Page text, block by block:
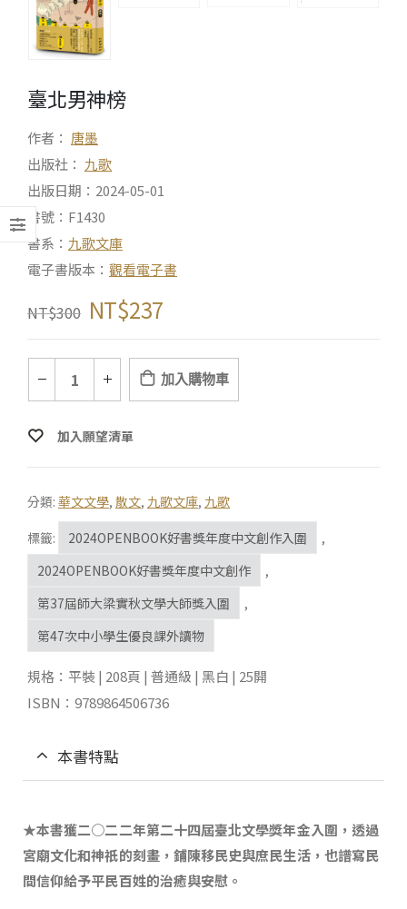
臺北男神榜
作者： 唐墨
出版社： 九歌
出版日期：2024-05-01
書號：F1430
書系： 九歌文庫
電子書版本： 觀看電子書
NT$300 NT$237
加入購物車
加入願望清單
分類: 華文文學, 散文, 九歌文庫, 九歌
標籤:
2024OPENBOOK好書獎年度中文創作入圍
,
2024OPENBOOK好書獎年度中文創作
,
第37屆師大梁實秋文學大師獎入圍
,
第47次中小學生優良課外讀物
規格：平裝 | 208頁 | 普通級 | 黑白 | 25開
ISBN：9789864506736
本書特點
★本書獲二○二二年第二十四屆臺北文學獎年金入圍，透過
宮廟文化和神祇的刻畫，鋪陳移民史與庶民生活，也譜寫民
間信仰給予平民百姓的治癒與安慰。